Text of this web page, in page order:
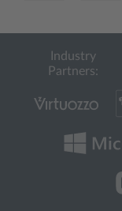
Industry
Partners: